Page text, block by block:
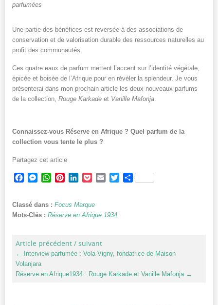
parfumées
Une partie des bénéfices est reversée à des associations de
conservation et de valorisation durable des ressources naturelles au
profit des communautés.
Ces quatre eaux de parfum mettent l’accent sur l’identité végétale,
épicée et boisée de l’Afrique pour en révéler la splendeur. Je vous
présenterai dans mon prochain article les deux nouveaux parfums
de la collection, Rouge Karkade et Vanille Mafonja.
Connaissez-vous Réserve en Afrique ? Quel parfum de la
collection vous tente le plus ?
Partagez cet article
Facebook
Messenger
WhatsApp
PinterestLinkedInPocketEmailTwitterPartager
Classé dans : Focus Marque
Mots-Clés : Réserve en Afrique 1934
Article précédent / suivant
←
Interview parfumée : Vola Vigny, fondatrice de Maison
Volanjara
Réserve en Afrique1934 : Rouge Karkade et Vanille Mafonja →